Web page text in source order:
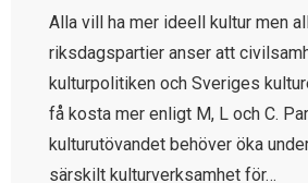
Alla vill ha mer ideell kultur men
riksdagspartier anser att
kulturpolitiken och Sveriges
få kosta mer enligt M, L och C.
kulturutövandet behöver öka
särskilt kulturverksamhet för…